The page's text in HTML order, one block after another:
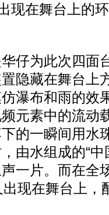
现在舞台上的
为此次四面
隐藏在舞台上
瀑布和雨的效
元素中的流动
的一瞬间用水
由水组成的“中
一片。而在全
出现在舞台上，